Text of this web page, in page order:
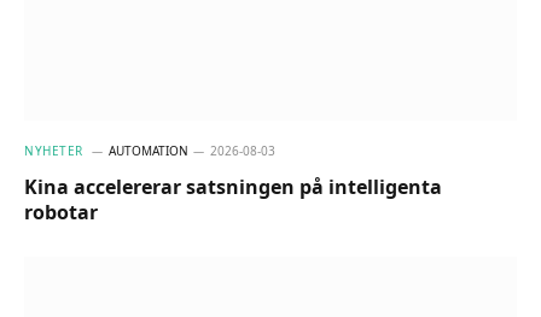
NYHETER AUTOMATION 2026-08-03
Kina accelererar satsningen på intelligenta
robotar